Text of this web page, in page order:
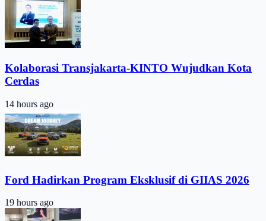
Kolaborasi Transjakarta-KINTO Wujudkan Kota
Cerdas
14 hours ago
Ford Hadirkan Program Eksklusif di GIIAS 2026
19 hours ago